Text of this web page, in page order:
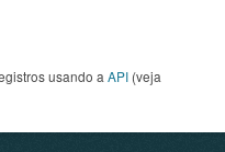
usando a API (veja